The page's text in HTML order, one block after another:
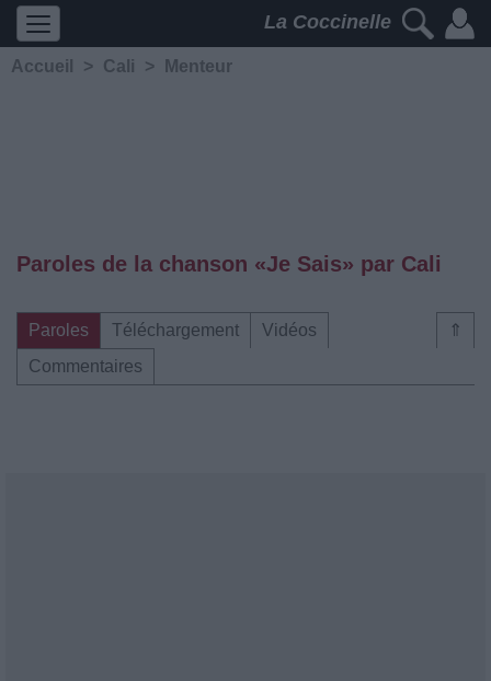
La Coccinelle
Accueil > Cali > Menteur
Paroles de la chanson «Je Sais» par Cali
⇑
Paroles Téléchargement
Vidéos
Commentaires